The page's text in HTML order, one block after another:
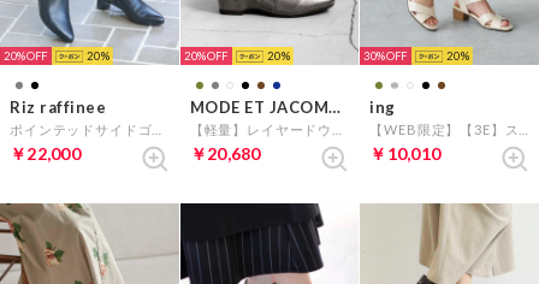
20% 20
Riz raffinee
￥22,000
20% 20
MODE ET JACOMO D'ICI
￥20,680
30% 20
ing
￥10,010